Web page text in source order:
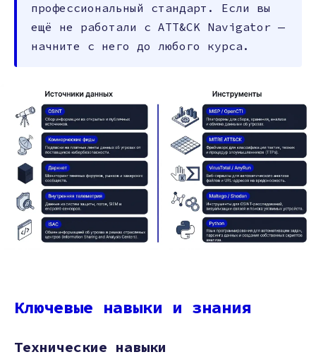
профессиональный стандарт. Если вы
ещё не работали с ATT&CK Navigator —
начните с него до любого курса.
Ключевые навыки и знания
Технические навыки